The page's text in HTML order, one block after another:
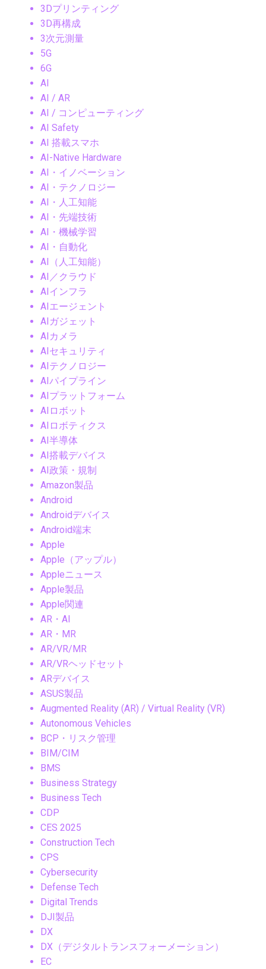
3Dプリンティング
3D再構成
3次元測量
5G
6G
AI
AI / AR
AI / コンピューティング
AI Safety
AI 搭載スマホ
AI-Native Hardware
AI・イノベーション
AI・テクノロジー
AI・人工知能
AI・先端技術
AI・機械学習
AI・自動化
AI（人工知能）
AI／クラウド
AIインフラ
AIエージェント
AIガジェット
AIカメラ
AIセキュリティ
AIテクノロジー
AIパイプライン
AIプラットフォーム
AIロボット
AIロボティクス
AI半導体
AI搭載デバイス
AI政策・規制
Amazon製品
Android
Androidデバイス
Android端末
Apple
Apple（アップル）
Appleニュース
Apple製品
Apple関連
AR・AI
AR・MR
AR/VR/MR
AR/VRヘッドセット
ARデバイス
ASUS製品
Augmented Reality (AR) / Virtual Reality (VR)
Autonomous Vehicles
BCP・リスク管理
BIM/CIM
BMS
Business Strategy
Business Tech
CDP
CES 2025
Construction Tech
CPS
Cybersecurity
Defense Tech
Digital Trends
DJI製品
DX
DX（デジタルトランスフォーメーション）
EC